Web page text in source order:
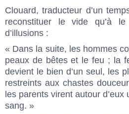
Clouard, traducteur d’un
reconstituer le vide qu’à
d’illusions :
« Dans la suite, les hommes
peaux de bêtes et le feu ; la
devient le bien d’un seul, les
restreints aux chastes
les parents virent autour
sang. »